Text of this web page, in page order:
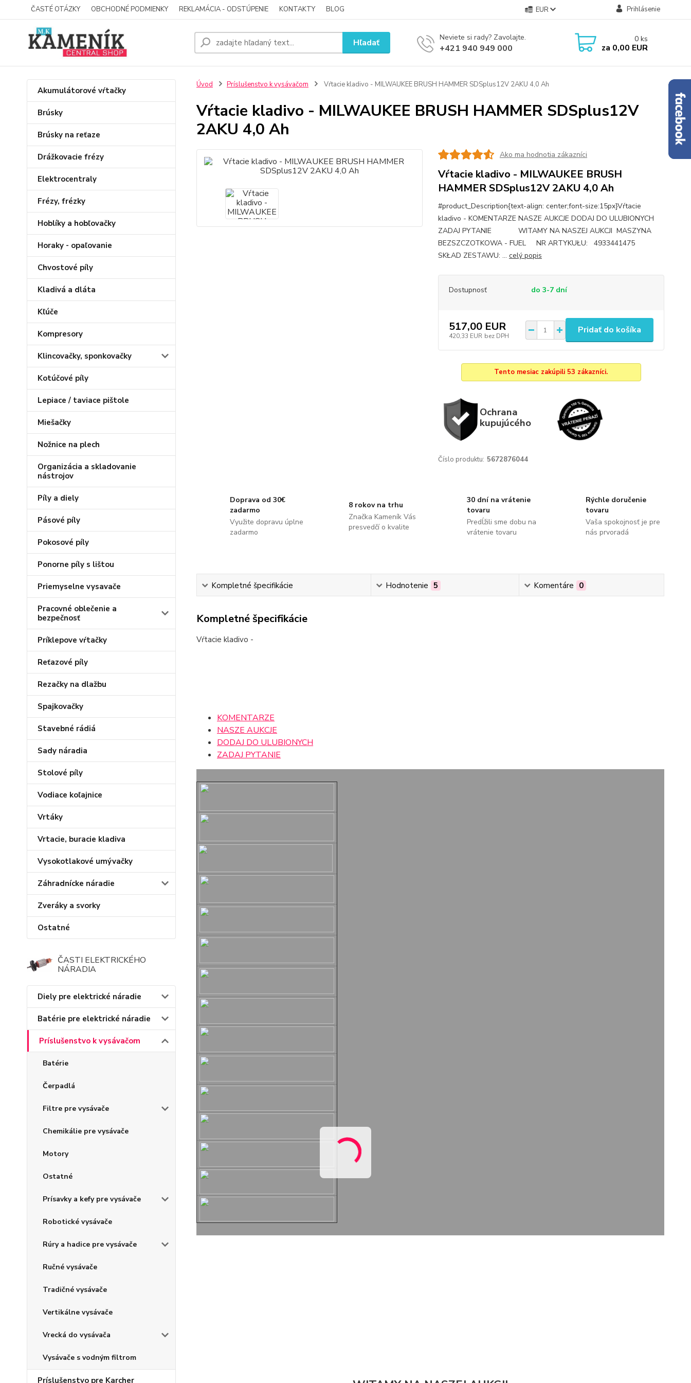
ČASTÉ OTÁZKY OBCHODNÉ PODMIENKY REKLAMÁCIA - ODSTÚPENIE KONTAKTY BLOG EUR Prihlásenie
Hľadať Neviete si rady? Zavolajte.
+421 940 949 000
0 ks
za 0,00 EUR
Akumulátorové vŕtačky
Brúsky
Brúsky na reťaze
Drážkovacie frézy
Elektrocentraly
Frézy, frézky
Hoblíky a hobľovačky
Horaky - opaľovanie
Chvostové píly
Kladivá a dláta
Kľúče
Kompresory
Klincovačky, sponkovačky
Kotúčové píly
Lepiace / taviace pištole
Miešačky
Nožnice na plech
Organizácia a skladovanie
nástrojov
Píly a diely
Pásové píly
Pokosové píly
Ponorne píly s lištou
Priemyselne vysavače
Pracovné oblečenie a
bezpečnosť
Príklepove vŕtačky
Reťazové píly
Rezačky na dlažbu
Spajkovačky
Stavebné rádiá
Sady náradia
Stolové píly
Vodiace koľajnice
Vrtáky
Vrtacie, buracie kladiva
Vysokotlakové umývačky
Záhradnícke náradie
Zveráky a svorky
Ostatné
ČASTI ELEKTRICKÉHO
NÁRADIA
Diely pre elektrické náradie
Batérie pre elektrické náradie
Príslušenstvo k vysávačom
Batérie
Čerpadlá
Filtre pre vysávače
Chemikálie pre vysávače
Motory
Ostatné
Prísavky a kefy pre vysávače
Robotické vysávače
Rúry a hadice pre vysávače
Ručné vysávače
Tradičné vysávače
Vertikálne vysávače
Vrecká do vysávača
Vysávače s vodným filtrom
Príslušenstvo pre Karcher
Úvod Príslušenstvo k vysávačom Vŕtacie kladivo - MILWAUKEE BRUSH HAMMER SDSplus12V 2AKU 4,0 Ah
Vŕtacie kladivo - MILWAUKEE BRUSH HAMMER SDSplus12V
2AKU 4,0 Ah
Ako ma hodnotia zákazníci
Vŕtacie kladivo - MILWAUKEE BRUSH
HAMMER SDSplus12V 2AKU 4,0 Ah
#product_Description{text-align: center;font-size:15px}Vŕtacie
kladivo - KOMENTARZE NASZE AUKCJE DODAJ DO ULUBIONYCH
ZADAJ PYTANIE WITAMY NA NASZEJ AUKCJI MASZYNA
BEZSZCZOTKOWA - FUEL NR ARTYKUŁU: 4933441475
SKŁAD ZESTAWU: ... celý popis
Dostupnosť do 3-7 dní
517,00 EUR
420,33 EUR bez DPH
Pridať do košíka
Tento mesiac zakúpili 53 zákazníci.
Ochrana
kupujúcého
Číslo produktu: 5672876044
Doprava od 30€
zadarmo
Využite dopravu úplne
zadarmo
8 rokov na trhu
Značka Kameník Vás
presvedčí o kvalite
30 dní na vrátenie
tovaru
Predĺžili sme dobu na
vrátenie tovaru
Rýchle doručenie
tovaru
Vaša spokojnosť je pre
nás prvoradá
Kompletné špecifikácie Hodnotenie 5 Komentáre 0
Kompletné špecifikácie
Vŕtacie kladivo -
KOMENTARZE
NASZE AUKCJE
DODAJ DO ULUBIONYCH
ZADAJ PYTANIE